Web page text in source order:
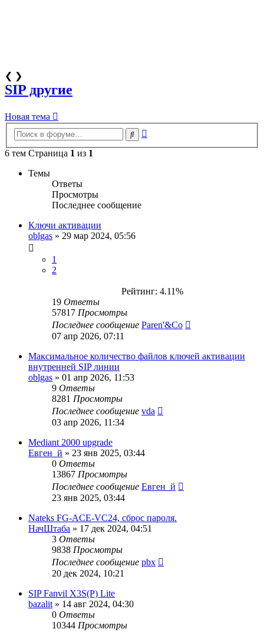
❮ ❯
SIP другие
Новая тема
Поиск
6 тем Страница 1 из 1
Темы
Ответы
Просмотры
Последнее сообщение
Ключи активации
oblgas » 29 мар 2024, 05:56
1
2
Рейтинг: 4.11%
19 Ответы
57817 Просмотры
Последнее сообщение Paren'&Co
07 апр 2026, 07:11
Максимальное количество файлов ключей активации
внутренней SIP линии
oblgas » 01 апр 2026, 11:53
9 Ответы
8281 Просмотры
Последнее сообщение vda
03 апр 2026, 11:34
Mediant 2000 upgrade
Евген_й » 23 янв 2025, 03:44
0 Ответы
13867 Просмотры
Последнее сообщение Евген_й
23 янв 2025, 03:44
Nateks FG-ACE-VC24, сброс пароля.
НачШтаба » 17 дек 2024, 04:51
3 Ответы
9838 Просмотры
Последнее сообщение pbx
20 дек 2024, 10:21
SIP Fanvil X3S(P) Lite
bazalit » 14 авг 2024, 04:30
0 Ответы
10344 Просмотры